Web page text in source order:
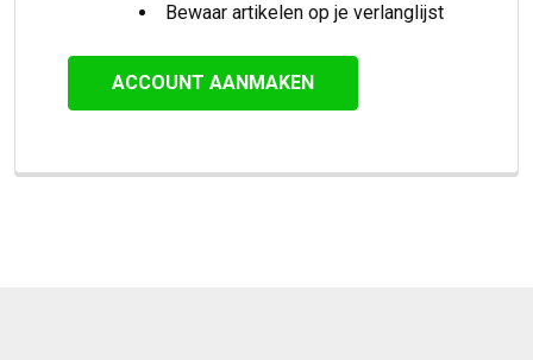
Bewaar artikelen op je verlanglijst
ACCOUNT AANMAKEN